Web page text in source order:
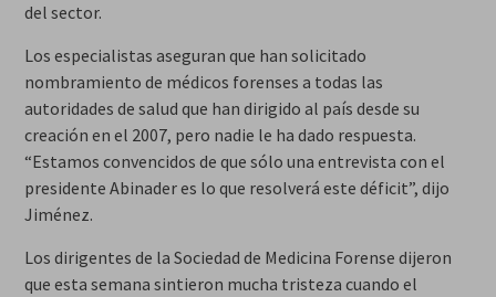
del sector.
Los especialistas aseguran que han solicitado
nombramiento de médicos forenses a todas las
autoridades de salud que han dirigido al país desde su
creación en el 2007, pero nadie le ha dado respuesta.
“Estamos convencidos de que sólo una entrevista con el
presidente Abinader es lo que resolverá este déficit”, dijo
Jiménez.
Los dirigentes de la Sociedad de Medicina Forense dijeron
que esta semana sintieron mucha tristeza cuando el